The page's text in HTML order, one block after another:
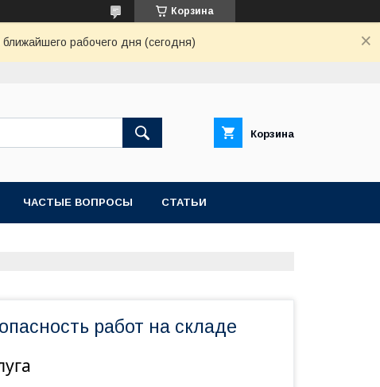
Корзина
рабочего дня (сегодня)
Корзина
ЧАСТЫЕ ВОПРОСЫ СТАТЬИ
работ на складе